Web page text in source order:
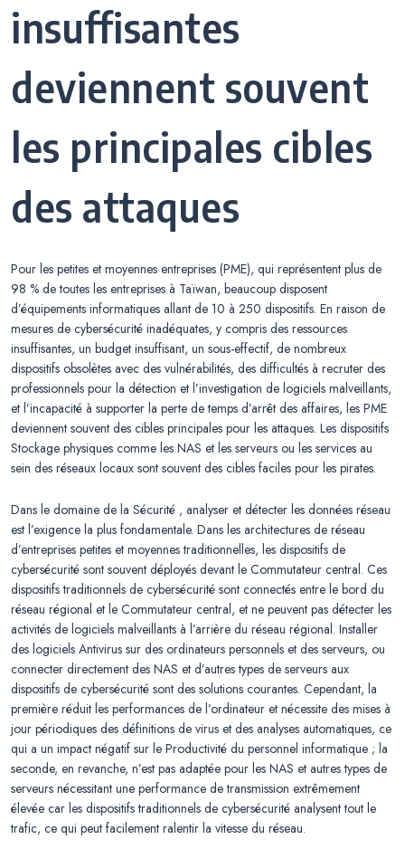
insuffisantes
deviennent souvent
les principales cibles
des attaques
Pour les petites et moyennes entreprises (PME), qui représentent plus de
98 % de toutes les entreprises à Taïwan, beaucoup disposent
d’équipements informatiques allant de 10 à 250 dispositifs. En raison de
mesures de cybersécurité inadéquates, y compris des ressources
insuffisantes, un budget insuffisant, un sous-effectif, de nombreux
dispositifs obsolètes avec des vulnérabilités, des difficultés à recruter des
professionnels pour la détection et l’investigation de logiciels malveillants,
et l’incapacité à supporter la perte de temps d’arrêt des affaires, les PME
deviennent souvent des cibles principales pour les attaques. Les dispositifs
Stockage physiques comme les NAS et les serveurs ou les services au
sein des réseaux locaux sont souvent des cibles faciles pour les pirates.
Dans le domaine de la Sécurité , analyser et détecter les données réseau
est l’exigence la plus fondamentale. Dans les architectures de réseau
d’entreprises petites et moyennes traditionnelles, les dispositifs de
cybersécurité sont souvent déployés devant le Commutateur central. Ces
dispositifs traditionnels de cybersécurité sont connectés entre le bord du
réseau régional et le Commutateur central, et ne peuvent pas détecter les
activités de logiciels malveillants à l’arrière du réseau régional. Installer
des logiciels Antivirus sur des ordinateurs personnels et des serveurs, ou
connecter directement des NAS et d’autres types de serveurs aux
dispositifs de cybersécurité sont des solutions courantes. Cependant, la
première réduit les performances de l’ordinateur et nécessite des mises à
jour périodiques des définitions de virus et des analyses automatiques, ce
qui a un impact négatif sur le Productivité du personnel informatique ; la
seconde, en revanche, n’est pas adaptée pour les NAS et autres types de
serveurs nécessitant une performance de transmission extrêmement
élevée car les dispositifs traditionnels de cybersécurité analysent tout le
trafic, ce qui peut facilement ralentir la vitesse du réseau.